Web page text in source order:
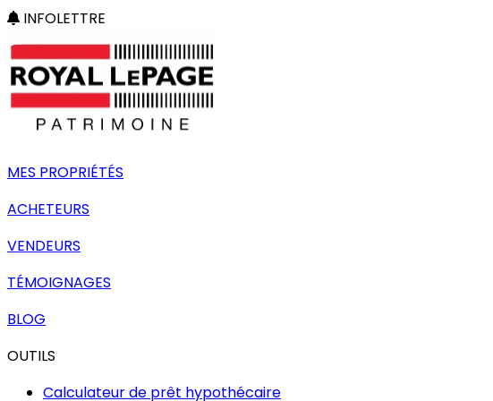
INFOLETTRE
MES PROPRIÉTÉS
ACHETEURS
VENDEURS
TÉMOIGNAGES
BLOG
OUTILS
Calculateur de prêt hypothécaire